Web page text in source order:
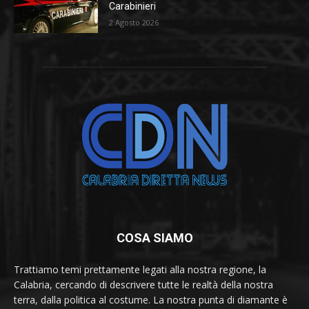
Carabinieri
2 Agosto 2026
COSA SIAMO
Trattiamo temi prettamente legati alla nostra regione, la
Calabria, cercando di descrivere tutte le realtà della nostra
terra, dalla politica al costume. La nostra punta di diamante è